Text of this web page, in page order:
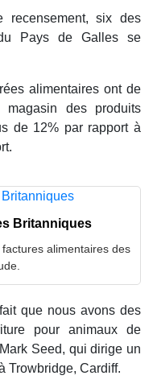
recensement, six des
Pays de Galles se
alimentaires ont de
des produits
de 12% par rapport à
Britanniques
alimentaires des
que nous avons des
pour animaux de
Seed, qui dirige un
Trowbridge, Cardiff.